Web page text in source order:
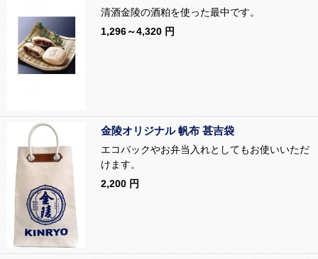
清酒金陵の酒粕を使った最中です。
1,296～4,320 円
金陵オリジナル 帆布 甚吉袋
エコバックやお弁当入れとしてもお使いいただ
けます。
2,200 円